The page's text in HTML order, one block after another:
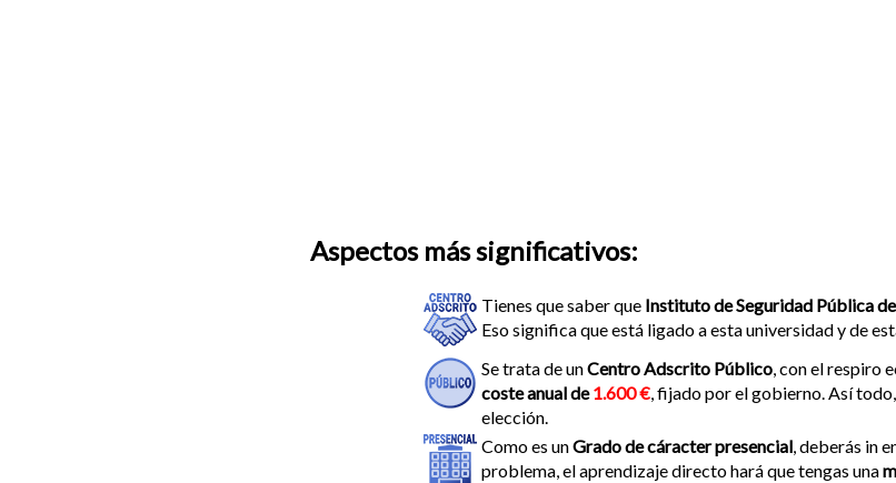
Aspectos más significativos:
Tienes que saber que Instituto de Seguridad Pública
Eso significa que está ligado a esta universidad y de
Se trata de unCentro Adscrito Público , con el respiro
coste anual de1.600 € , fijado por el gobierno. Así
elección.
Como es unGrado de cáracter presencial , deberás in
problema, el aprendizaje directo hará que tengas una